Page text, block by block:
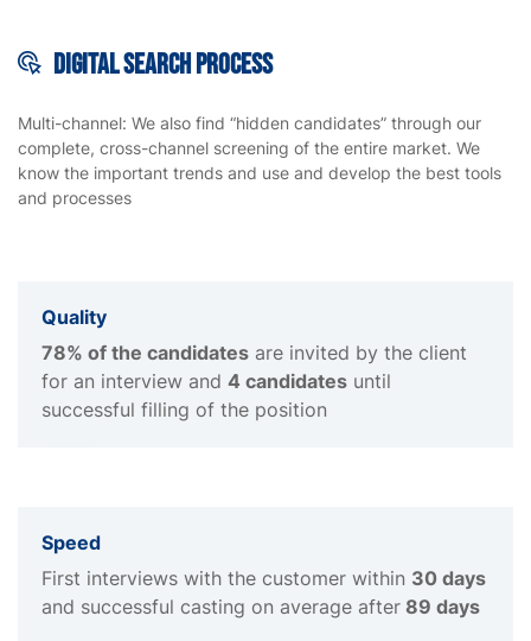
Digital search process
Multi-channel: We also find “hidden candidates” through our
complete, cross-channel screening of the entire market. We
know the important trends and use and develop the best tools
and processes
Quality
78% of the candidates are invited by the client
for an interview and 4 candidates until
successful filling of the position
Speed
First interviews with the customer within 30 days
and successful casting on average after 89 days